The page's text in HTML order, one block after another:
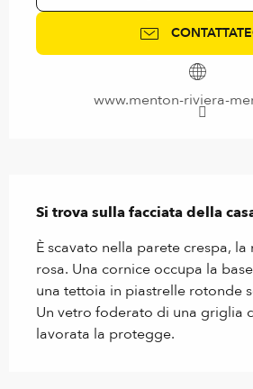
www.menton-riviera-
Si trova sulla facciata della
È scavato nella parete crespa, la
rosa. Una cornice occupa la
una tettoia in piastrelle rotonde
Un vetro foderato di una griglia
lavorata la protegge.